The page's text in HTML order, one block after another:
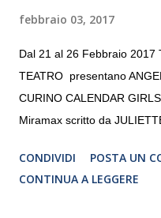
febbraio 03, 2017
Dal 21 al 26 Febbraio 2017
TEATRO presentano
CURINO CALENDAR
Miramax scritto da
CRISTINA PEZZOLI
CONDIVIDI
POSTA UN
CONTINUA A LEGGERE